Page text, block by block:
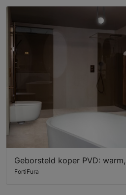
Geborsteld koper PVD:
FortiFura